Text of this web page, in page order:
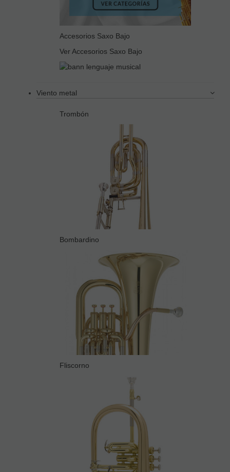
Accesorios Saxo Bajo
Ver Accesorios Saxo Bajo
Viento metal
Trombón
Bombardino
Fliscorno